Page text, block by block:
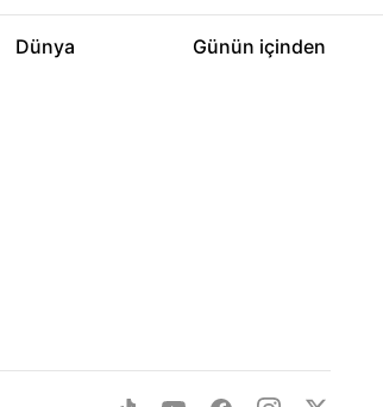
Dünya Günün içinden